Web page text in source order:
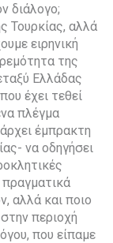
διάλογο;
Τουρκίας, αλλά
ειρηνική
της
Ελλάδας
έχει τεθεί
πλέγμα
έμπρακτη
να οδηγήσει
πραγματικά
αλλά και ποιο
περιοχή
που είπαμε